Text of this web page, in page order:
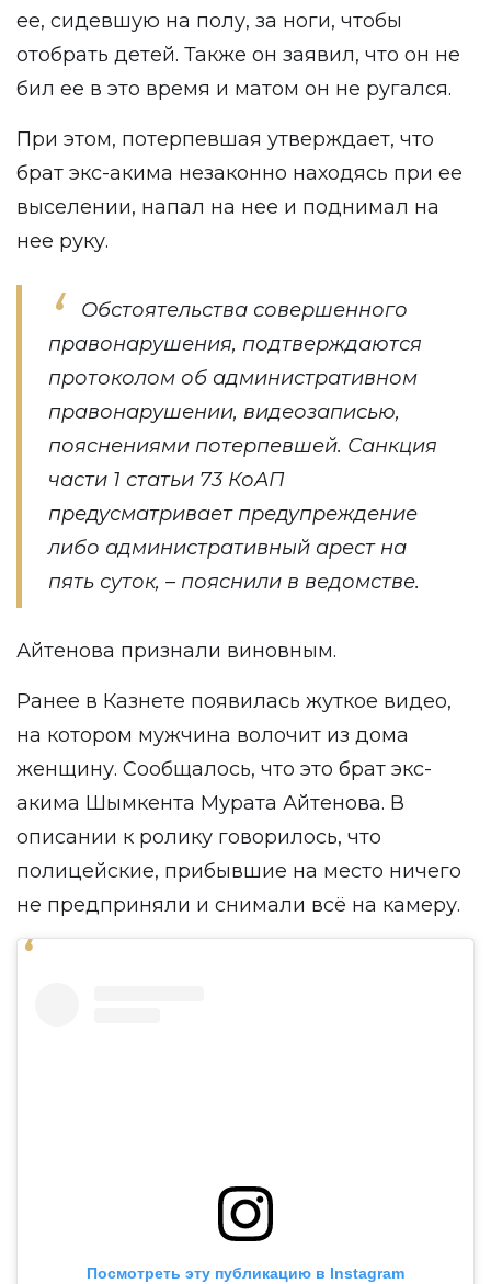
ее, сидевшую на полу, за ноги, чтобы
отобрать детей. Также он заявил, что он не
бил ее в это время и матом он не ругался.
При этом, потерпевшая утверждает, что
брат экс-акима незаконно находясь при ее
выселении, напал на нее и поднимал на
нее руку.
Обстоятельства совершенного
правонарушения, подтверждаются
протоколом об административном
правонарушении, видеозаписью,
пояснениями потерпевшей. Санкция
части 1 статьи 73 КоАП
предусматривает предупреждение
либо административный арест на
пять суток, – пояснили в ведомстве.
Айтенова признали виновным.
Ранее в Казнете появилась жуткое видео,
на котором мужчина волочит из дома
женщину. Сообщалось, что это брат экс-
акима Шымкента Мурата Айтенова. В
описании к ролику говорилось, что
полицейские, прибывшие на место ничего
не предприняли и снимали всё на камеру.
Посмотреть эту публикацию в Instagram